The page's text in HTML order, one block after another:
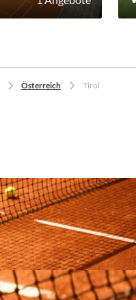
Österreich Tirol